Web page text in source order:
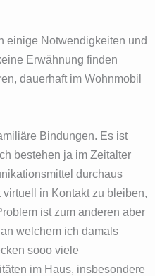
einige Notwendigkeiten und
Erwähnung finden
dauerhaft im Wohnmobil
Bindungen. Es ist
bestehen ja im Zeitalter
durchaus
in Kontakt zu bleiben,
ist zum anderen aber
welchem ich damals
sooo viele
im Haus, insbesondere